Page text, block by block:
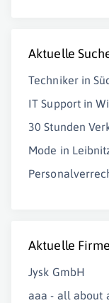
Aktuelle
Techniker in
IT Support in
30 Stunden
Mode in
Aktuelle
Jysk GmbH
aaa - all about